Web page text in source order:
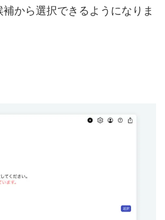
から選択できるようになりま